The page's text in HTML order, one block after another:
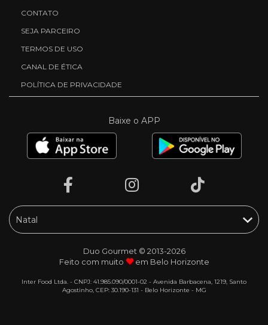
CONTATO
SEJA PARCEIRO
TERMOS DE USO
CANAL DE ÉTICA
POLÍTICA DE PRIVACIDADE
Baixe o APP
Duo Gourmet © 2013-2026
Feito com muito
em Belo Horizonte
Inter Food Ltda. - CNPJ: 41.985.090/0001-02 - Avenida Barbacena, 1219, Santo
Agostinho, CEP: 30.190-131 - Belo Horizonte - MG